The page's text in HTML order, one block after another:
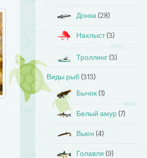
Донка (28)
Нахлыст(3)
Троллинг (3)
Виды рыб (313)
Бычок (1)
Белый амур (7)
Вьюн (4)
Голавля (9)